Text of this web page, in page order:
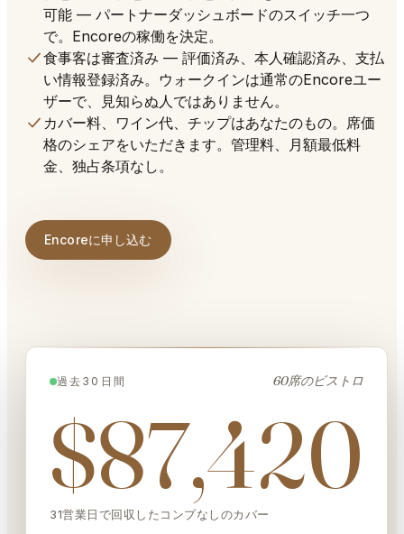
可能 — パートナーダッシュボードのスイッチ一つ
で。Encoreの稼働を決定。
食事客は審査済み — 評価済み、本人確認済み、支払
い情報登録済み。ウォークインは通常のEncoreユー
ザーで、見知らぬ人ではありません。
カバー料、ワイン代、チップはあなたのもの。席価
格のシェアをいただきます。管理料、月額最低料
金、独占条項なし。
Encoreに申し込む
過去30日間 60席のビストロ
$87,420
31営業日で回収したコンプなしのカバー